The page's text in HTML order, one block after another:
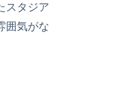
スタジア
囲気がな